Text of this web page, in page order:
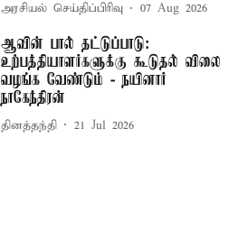
அரசியல் செய்திப்பிரிவு 07 Aug 2026
ஆவின் பால் தட்டுப்பாடு:
உற்பத்தியாளர்களுக்கு கூடுதல் விலை
வழங்க வேண்டும் - நயினார்
நாகேந்திரன்
தினத்தந்தி 21 Jul 2026